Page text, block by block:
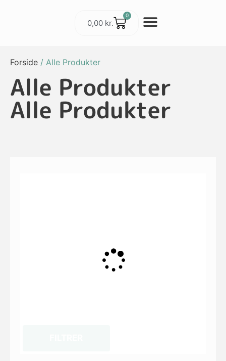
0,00 kr.
0
Forside / Alle Produkter
Alle Produkter
Alle Produkter